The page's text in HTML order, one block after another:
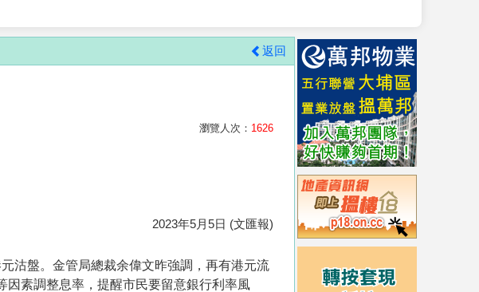
返回
瀏覽人次： 1626
2023年5月5日 (文匯報)
沽盤。金管局總裁余偉文昨強調，再有港元流
因素調整息率，提醒市民要留意銀行利率風